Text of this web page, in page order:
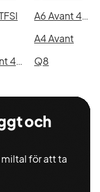
A6 Avant 40 TDI quattro
A4 Avant
A4 Avant 40 TDI quattro Q8
och
för att ta